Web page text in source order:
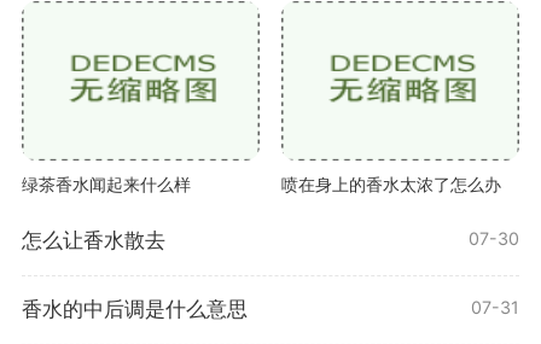
绿茶香水闻起来什么样 喷在身上的香水太浓了怎么办
怎么让香水散去 07-30
香水的中后调是什么意思 07-31